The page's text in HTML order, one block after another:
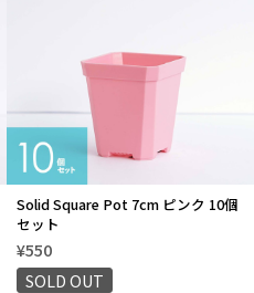
Solid Square Pot 7cm ピンク 10個
セット
¥550
SOLD OUT